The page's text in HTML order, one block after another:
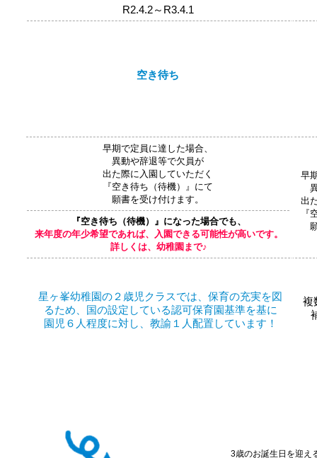
星ヶ峯幼稚園の２歳児クラスでは、保育の充実を図
るため、国の設定している認可保育園基準を基に
園児６人程度に対し、教諭１人配置しています！
早
出
『
『空き待ち（待機）』になった場合でも、
来年度の年少希望であれば、入園できる可能性が高いです。
​詳しくは、幼稚園まで♪
早期で定員に達した場合、
異動や辞退等で欠員が
出た際に​入園していただく
『空き待ち（待機）』にて
願書を受け付けます。
R2.4.2～R3.4.1
複
​空き待ち
3歳のお誕生日を迎え